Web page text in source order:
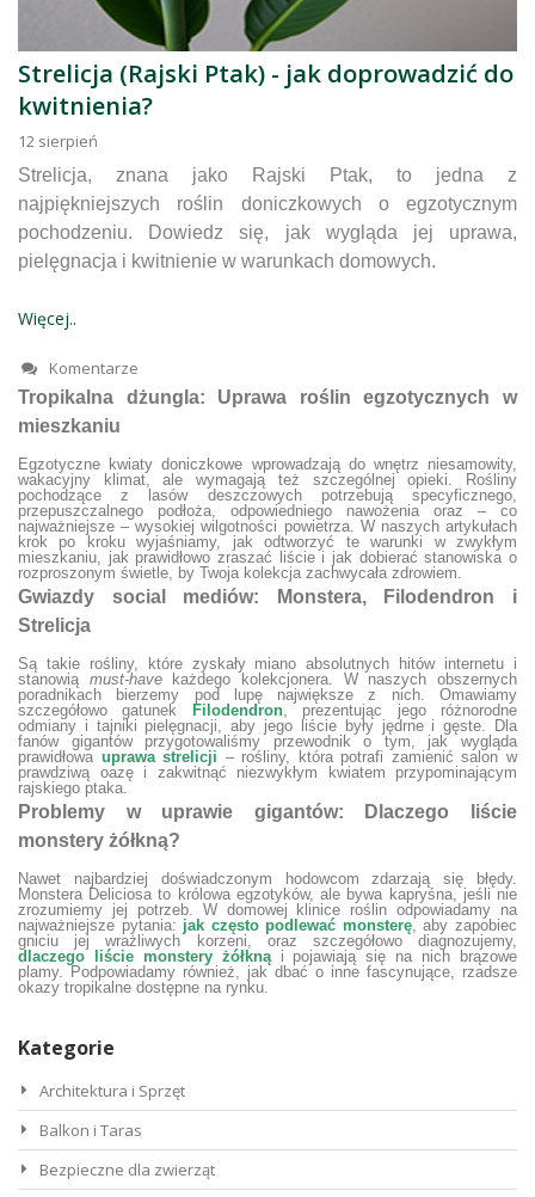
Strelicja (Rajski Ptak) - jak doprowadzić do
kwitnienia?
12 sierpień
Strelicja, znana jako Rajski Ptak, to jedna z
najpiękniejszych roślin doniczkowych o egzotycznym
pochodzeniu. Dowiedz się, jak wygląda jej uprawa,
pielęgnacja i kwitnienie w warunkach domowych.
Więcej..
Komentarze
Tropikalna dżungla: Uprawa roślin egzotycznych w
mieszkaniu
Egzotyczne kwiaty doniczkowe wprowadzają do wnętrz niesamowity,
wakacyjny klimat, ale wymagają też szczególnej opieki. Rośliny
pochodzące z lasów deszczowych potrzebują specyficznego,
przepuszczalnego podłoża, odpowiedniego nawożenia oraz – co
najważniejsze – wysokiej wilgotności powietrza. W naszych artykułach
krok po kroku wyjaśniamy, jak odtworzyć te warunki w zwykłym
mieszkaniu, jak prawidłowo zraszać liście i jak dobierać stanowiska o
rozproszonym świetle, by Twoja kolekcja zachwycała zdrowiem.
Gwiazdy social mediów: Monstera, Filodendron i
Strelicja
Są takie rośliny, które zyskały miano absolutnych hitów internetu i
stanowią must-havekażdego kolekcjonera. W naszych obszernych
poradnikach bierzemy pod lupę największe z nich. Omawiamy
szczegółowo gatunek
Filodendron, prezentując jego różnorodne
odmiany i tajniki pielęgnacji, aby jego liście były jędrne i gęste. Dla
fanów gigantów przygotowaliśmy przewodnik o tym, jak wygląda
prawidłowa uprawa strelicji – rośliny, która potrafi zamienić salon w
prawdziwą oazę i zakwitnąć niezwykłym kwiatem przypominającym
rajskiego ptaka.
Problemy w uprawie gigantów: Dlaczego liście
monstery żółkną?
Nawet najbardziej doświadczonym hodowcom zdarzają się błędy.
Monstera Deliciosa to królowa egzotyków, ale bywa kapryśna, jeśli nie
zrozumiemy jej potrzeb. W domowej klinice roślin odpowiadamy na
najważniejsze pytania: jak często podlewać monsterę, aby zapobiec
gniciu jej wrażliwych korzeni, oraz szczegółowo diagnozujemy,
dlaczego liście monstery żółknąi pojawiają się na nich brązowe
plamy. Podpowiadamy również, jak dbać o inne fascynujące, rzadsze
okazy tropikalne dostępne na rynku.
Kategorie
Architektura i Sprzęt
Balkon i Taras
Bezpieczne dla zwierząt